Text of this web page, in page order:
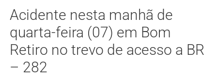
Acidente nesta manhã de
quarta-feira (07) em Bom
Retiro no trevo de acesso a BR
– 282